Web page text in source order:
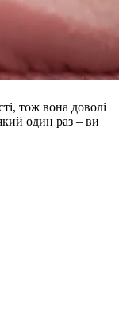
волосу кози
Він новий,
для, в більшості,
роботи від
і аж до
тож вона доволі
один раз – ви